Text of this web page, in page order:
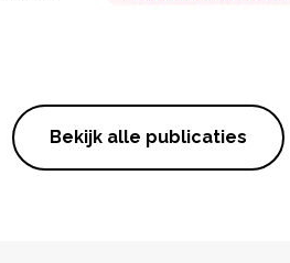
Bekijk alle publicaties